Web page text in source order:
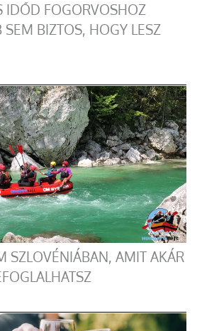
IDŐD FOGORVOSHOZ
BIZTOS, HOGY LESZ
SZLOVÉNIÁBAN, AMIT AKÁR